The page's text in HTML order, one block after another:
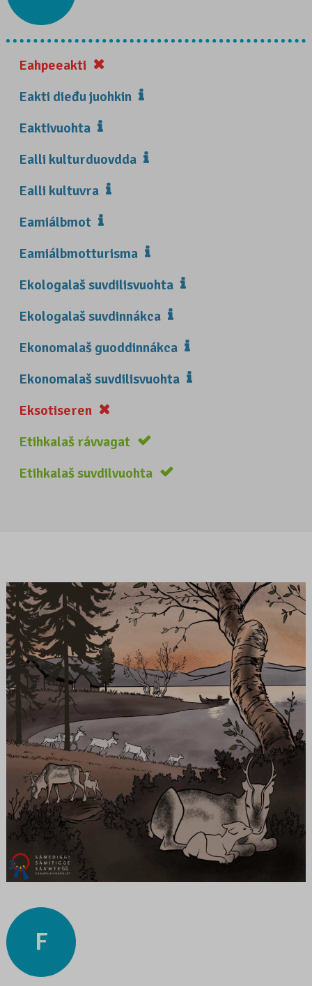
Eahpeeakti
Eakti dieđu juohkin
Eaktivuohta
Ealli kulturduovdda
Ealli kultuvra
Eamiálbmot
Eamiálbmotturisma
Ekologalaš suvdilisvuohta
Ekologalaš suvdinnákca
Ekonomalaš guoddinnákca
Ekonomalaš suvdilisvuohta
Eksotiseren
Etihkalaš rávvagat
Etihkalaš suvdilvuohta
F